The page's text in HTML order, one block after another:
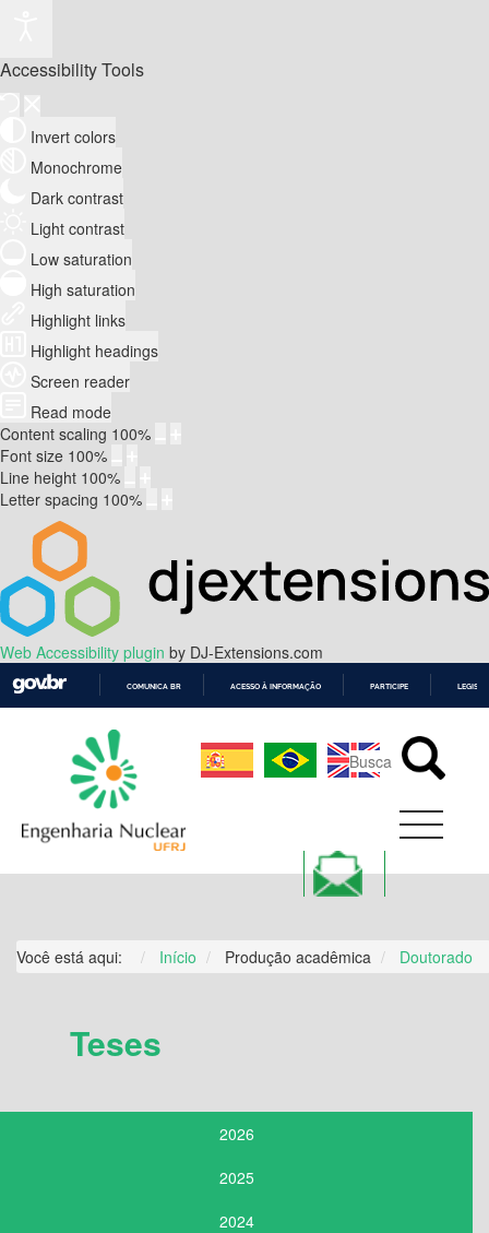
Accessibility Tools
Invert colors
Monochrome
Dark contrast
Light contrast
Low saturation
High saturation
Highlight links
Highlight headings
Screen reader
Read mode
Content scaling 100%
Font size 100%
Line height 100%
Letter spacing 100%
Web Accessibility plugin by DJ-Extensions.com
CONTEÚDO
COMUNICA BR ACESSO À INFORMAÇÃO PARTICIPE
Você está aqui: Início Produção acadêmica Doutorado
Teses
2026
2025
2024